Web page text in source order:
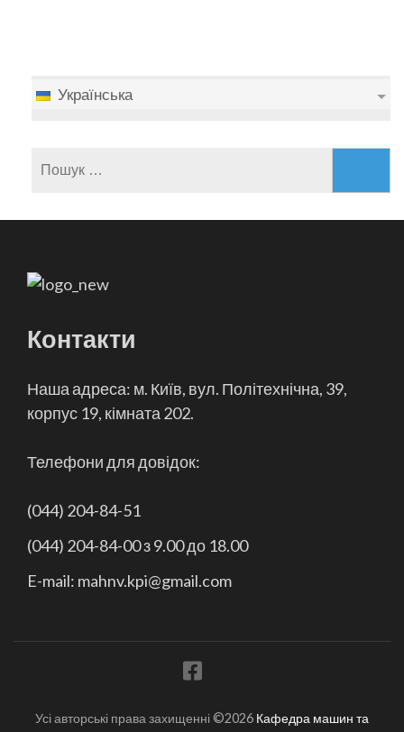
Українська
Контакти
Наша адреса: м. Київ, вул. Політехнічна, 39,
корпус 19, кімната 202.
Телефони для довідок:
(044) 204-84-51
(044) 204-84-00 з 9.00 до 18.00
E-mail: mahnv.kpi@gmail.com
Усі авторські права захищенні ©2026 Кафедра машин та